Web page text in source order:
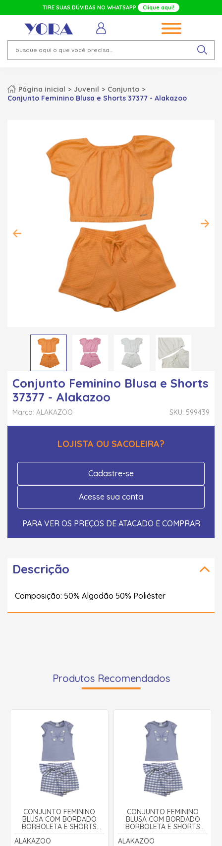
TIRE SUAS DÚVIDAS NO WHATSAPP Clique aqui!
Página inicial Juvenil
Conjunto
Conjunto Feminino Blusa e Shorts 37377 - Alakazoo
Conjunto Feminino Blusa e Shorts
37377 - Alakazoo
SKU: 599439
Marca: ALAKAZOO
LOJISTA OU SACOLEIRA?
Cadastre-se
Acesse sua conta
PARA VER OS PREÇOS DE ATACADO E COMPRAR
Descrição
Composição: 50% Algodão 50% Poliéster
Produtos Recomendados
CONJUNTO FEMININO
BLUSA COM BORDADO
BORBOLETA E SHORTS
SAIA A0107 - ALAKAZOO
ALAKAZOO
CONJUNTO FEMININO
BLUSA COM BORDADO
BORBOLETA E SHORTS
SAIA A0107 - ALAKAZOO
ALAKAZOO